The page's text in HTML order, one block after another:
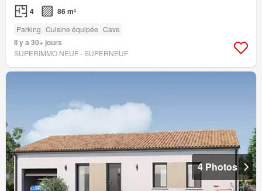
4 86 m²
Parking Cuisine équipée Cave
Il y a 30+ jours
SUPERIMMO NEUF - SUPERNEUF
4 Photos